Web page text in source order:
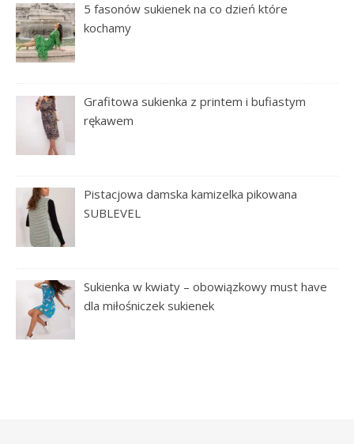
5 fasonów sukienek na co dzień które
kochamy
Grafitowa sukienka z printem i bufiastym
rękawem
Pistacjowa damska kamizelka pikowana
SUBLEVEL
Sukienka w kwiaty – obowiązkowy must have
dla miłośniczek sukienek